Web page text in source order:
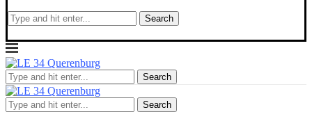
Search
Search
Search